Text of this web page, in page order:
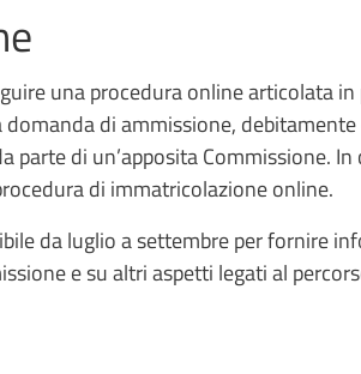
una procedura online articolata in
di ammissione,
di un’apposita Commissione. In
di immatricolazione online.
da luglio a settembre per fornire
e su altri aspetti legati al